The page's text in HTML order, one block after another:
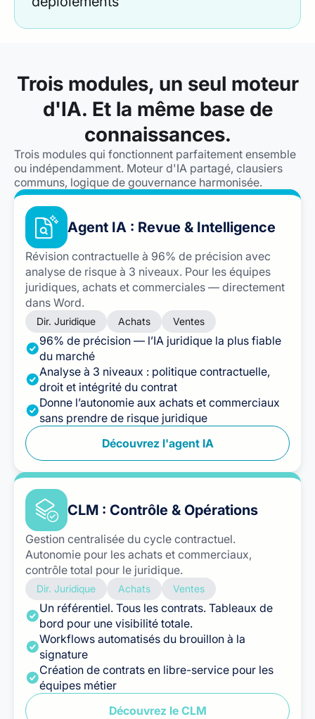
Trois modules, un seul moteur
d'IA. Et la même base de
connaissances.
Trois modules qui fonctionnent parfaitement ensemble
ou indépendamment. Moteur d'IA partagé, clausiers
communs, logique de gouvernance harmonisée.
Agent IA : Revue & Intelligence
Révision contractuelle à 96% de précision avec
analyse de risque à 3 niveaux. Pour les équipes
juridiques, achats et commerciales — directement
dans Word.
Dir. Juridique Achats Ventes
96% de précision — l’IA juridique la plus fiable
du marché
Analyse à 3 niveaux : politique contractuelle,
droit et intégrité du contrat
Donne l’autonomie aux achats et commerciaux
sans prendre de risque juridique
Découvrez l'agent IA
CLM : Contrôle & Opérations
Gestion centralisée du cycle contractuel.
Autonomie pour les achats et commerciaux,
contrôle total pour le juridique.
Dir. Juridique Achats Ventes
Un référentiel. Tous les contrats. Tableaux de
bord pour une visibilité totale.
Workflows automatisés du brouillon à la
signature
Création de contrats en libre-service pour les
équipes métier
Découvrez le CLM